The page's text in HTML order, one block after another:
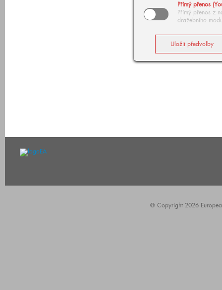
Přímý přenos
Přímý přenos z
dražebního
© Copyright 2026